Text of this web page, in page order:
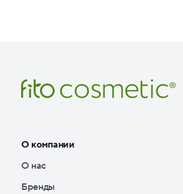
О компании
О нас
Бренды